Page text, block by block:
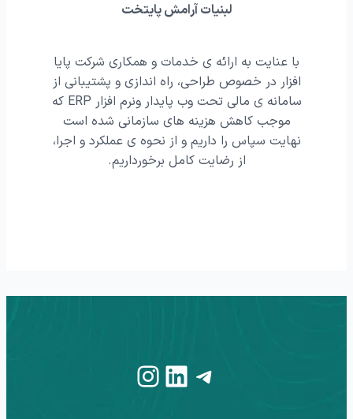
لبنیات آرامش پایتخت
با عنایت به ارائه ی خدمات و همکاری شرکت پایا
افزار در خصوص طراحی، راه اندازی و پشتیبانی از
سامانه ی مالی تحت وب پایدار ونرم افزار ERP که
موجب کاهش هزینه های سازمانی شده است
نهایت سپاس را داریم و از نحوه ی عملکرد و اجرا،
از رضایت کامل برخورداریم.
Telegram
LinkedIn
Instagram